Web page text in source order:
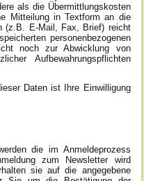
als die Übermittlungskosten
Mitteilung in Textform an die
(z.B. E-Mail, Fax, Brief) reicht
personenbezogenen
noch zur Abwicklung von
Aufbewahrungspflichten
Daten ist Ihre Einwilligung
die im Anmeldeprozess
zum Newsletter wird
sie auf die angegebene